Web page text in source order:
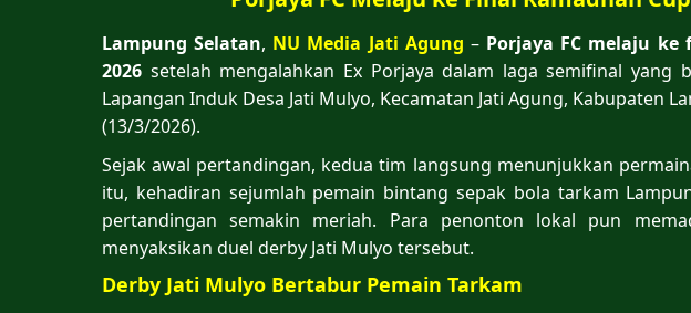
Lampung Selatan, NU Media Jati Agung – Porjaya FC melaju ke
2026 setelah mengalahkan Ex Porjaya dalam laga semifinal yang
Lapangan Induk Desa Jati Mulyo, Kecamatan Jati Agung, Kabupaten
(13/3/2026).
Sejak awal pertandingan, kedua tim langsung menunjukkan
itu, kehadiran sejumlah pemain bintang sepak bola tarkam
pertandingan semakin meriah. Para penonton lokal pun
menyaksikan duel derby Jati Mulyo tersebut.
Derby Jati Mulyo Bertabur Pemain Tarkam